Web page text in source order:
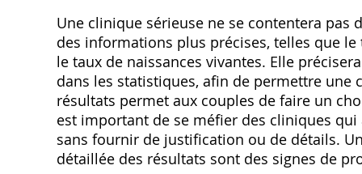
Une clinique sérieuse ne se contentera pas
des informations plus précises‚ telles que
le taux de naissances vivantes. Elle
dans les statistiques‚ afin de permettre
résultats permet aux couples de faire un
est important de se méfier des cliniques
sans fournir de justification ou de détails.
détaillée des résultats sont des signes de